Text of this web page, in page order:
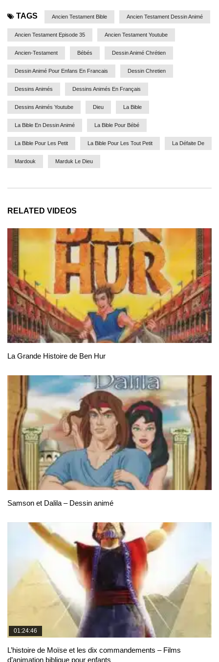
TAGS Ancien Testament Bible Ancien Testament Dessin Animé
Ancien Testament Episode 35 Ancien Testament Youtube
Ancien-Testament Bébés Dessin Animé Chrétien
Dessin Animé Pour Enfans En Francais Dessin Chretien
Dessins Animés Dessins Animés En Français
Dessins Animés Youtube Dieu La Bible
La Bible En Dessin Animé La Bible Pour Bébé
La Bible Pour Les Petit La Bible Pour Les Tout Petit La Défaite De
Mardouk Marduk Le Dieu
RELATED VIDEOS
La Grande Histoire de Ben Hur
Samson et Dalila – Dessin animé
01:24:46
L’histoire de Moïse et les dix commandements – Films
d’animation biblique pour enfants